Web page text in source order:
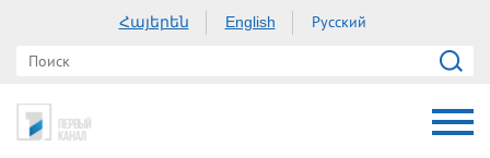
Հայերեն English Русский